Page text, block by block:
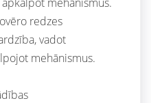
redzes
vadot
mehānismus.